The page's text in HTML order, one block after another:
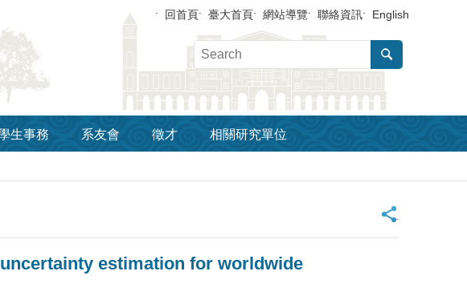
回首頁 臺大首頁 網站導覽 聯絡資訊 English
生事務 系友會 徵才 相關研究單位
_
uncertainty estimation for worldwide